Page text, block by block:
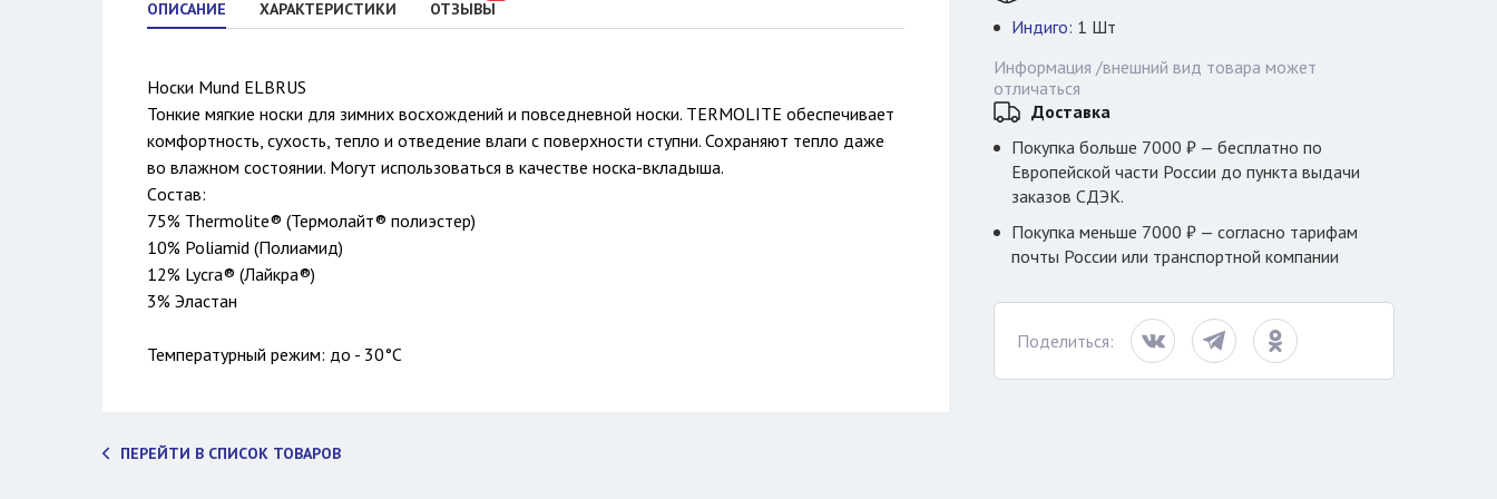
ОПИСАНИЕ ХАРАКТЕРИСТИКИ ОТЗЫВЫ
Носки Mund ELBRUS
Тонкие мягкие носки для зимних восхождений и повседневной носки. TERMOLITE обеспечивает
комфортность, сухость, тепло и отведение влаги с поверхности ступни. Сохраняют тепло даже
во влажном состоянии. Могут использоваться в качестве носка-вкладыша.
Cостав:
75% Thermolite® (Термолайт® полиэстер)
10% Poliamid (Полиамид)
12% Lycra® (Лайкра®)
3% Эластан
Температурный режим: до - 30°C
ПЕРЕЙТИ В СПИСОК ТОВАРОВ
Индиго: 1 Шт
Информация /внешний вид товара может
отличаться
Доставка
Покупка больше 7000 ₽ — бесплатно по
Европейской части России до пункта выдачи
заказов СДЭК.
Покупка меньше 7000 ₽ — согласно тарифам
почты России или транспортной компании
Поделиться: